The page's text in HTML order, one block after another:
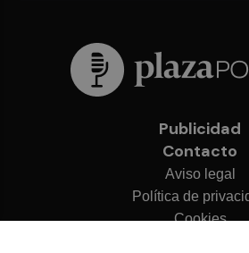
Publicidad
Contacto
Aviso legal
Política de
Cookies